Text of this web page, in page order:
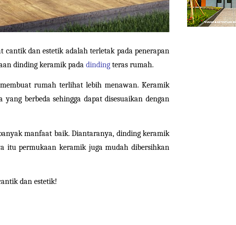
dan estetik adalah terletak pada penerapan
dinding keramik pada dinding teras rumah.
rumah terlihat lebih menawan. Keramik
berbeda sehingga dapat disesuaikan dengan
manfaat baik. Diantaranya, dinding keramik
itu permukaan keramik juga mudah dibersihkan
dan estetik!